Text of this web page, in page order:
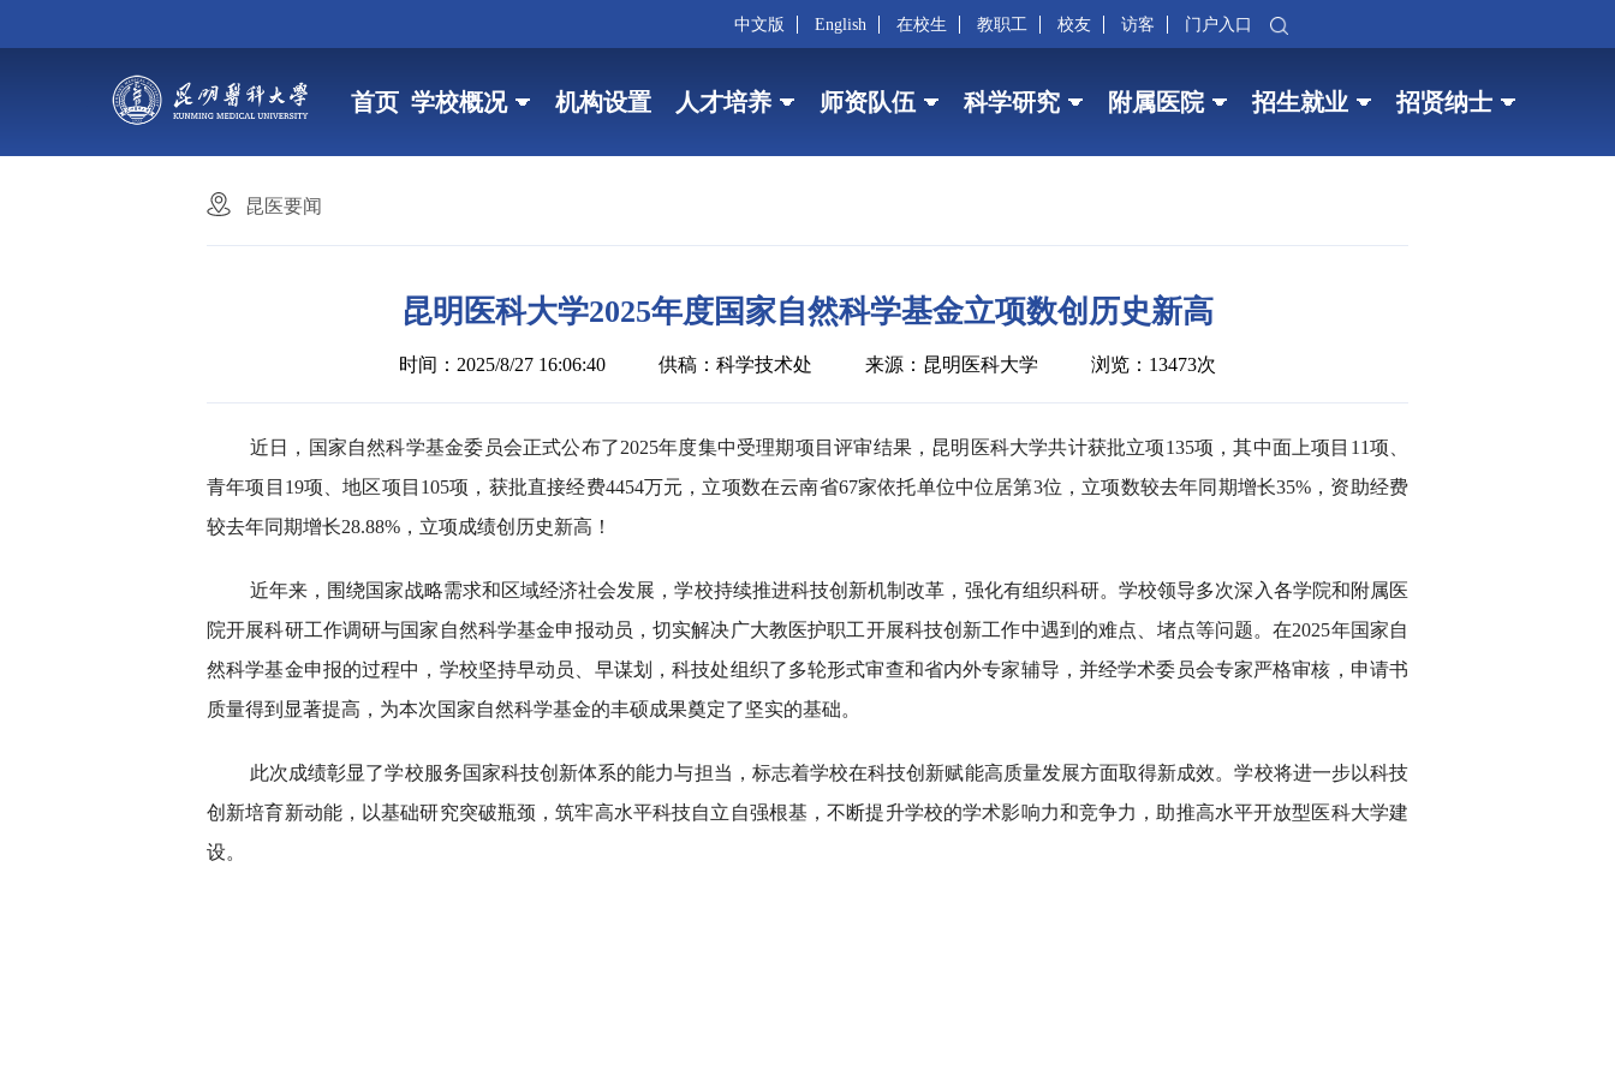
中文版 English 在校生 教职工 校友 访客 门户入口
首页 学校概况 机构设置 人才培养 师资队伍 科学研究 附属医院 招生就业 招贤纳士
昆医要闻
昆明医科大学2025年度国家自然科学基金立项数创历史新高
时间：2025/8/27 16:06:40 供稿：科学技术处 来源：昆明医科大学 浏览：13473次
近日，国家自然科学基金委员会正式公布了2025年度集中受理期项目评审结果，昆明医科大学共计获批立项135项，其中面上项目11项、
青年项目19项、地区项目105项，获批直接经费4454万元，立项数在云南省67家依托单位中位居第3位，立项数较去年同期增长35%，资助经费
较去年同期增长28.88%，立项成绩创历史新高！
近年来，围绕国家战略需求和区域经济社会发展，学校持续推进科技创新机制改革，强化有组织科研。学校领导多次深入各学院和附属医
院开展科研工作调研与国家自然科学基金申报动员，切实解决广大教医护职工开展科技创新工作中遇到的难点、堵点等问题。在2025年国家自
然科学基金申报的过程中，学校坚持早动员、早谋划，科技处组织了多轮形式审查和省内外专家辅导，并经学术委员会专家严格审核，申请书
质量得到显著提高，为本次国家自然科学基金的丰硕成果奠定了坚实的基础。
此次成绩彰显了学校服务国家科技创新体系的能力与担当，标志着学校在科技创新赋能高质量发展方面取得新成效。学校将进一步以科技
创新培育新动能，以基础研究突破瓶颈，筑牢高水平科技自立自强根基，不断提升学校的学术影响力和竞争力，助推高水平开放型医科大学建
设。